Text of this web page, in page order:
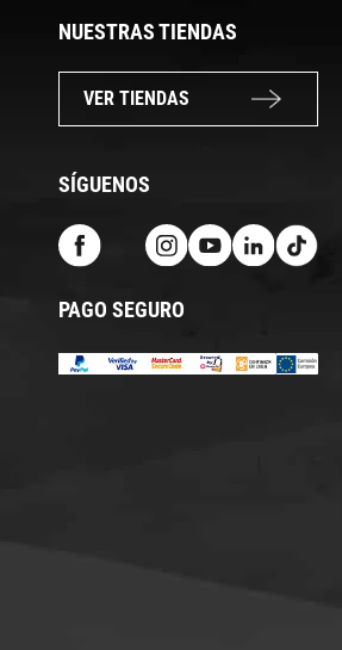
NUESTRAS TIENDAS
VER TIENDAS
SÍGUENOS
PAGO SEGURO